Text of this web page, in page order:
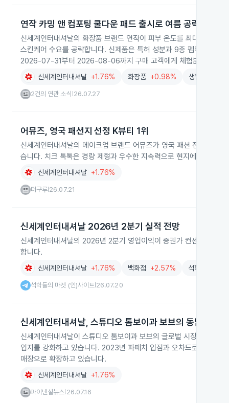
연작 카밍 앤 컴포팅 쿨다운 패드 출시로 여름 공략
신세계인터내셔날의 화장품 브랜드 연작이 피부 온도를 최대 6.7℃
스킨케어 수요를 공략합니다. 신제품은 특허 성분과 9종 펩타이드,
2026-07-31부터 2026-08-06까지 구매 고객에게 체험분을 증정합
신세계인터내셔날 +1.76% 화장품 +0.98% 생활용품
2건의 연관 소식 26.07.27
어뮤즈, 영국 패션지 선정 K뷰티 1위
신세계인터내셔날의 메이크업 브랜드 어뮤즈가 영국 패션 전문지에
습니다. 치크 톡톡은 경량 제형과 우수한 지속력으로 현지에서 호평을
신세계인터내셔날 +1.76%
더구루 26.07.21
신세계인터내셔날 2026년 2분기 실적 전망
신세계인터내셔날의 2026년 2분기 영업이익이 증권가 컨센서스에
합니다.
신세계인터내셔날 +1.76% 백화점 +2.57% 석학들의 마
석학들의 마켓 (인)사이트 26.07.20
신세계인터내셔날, 스튜디오 톰보이과 보브의 동남아 오
신세계인터내셔날이 스튜디오 톰보이과 보브의 글로벌 시장 진출을
입지를 강화하고 있습니다. 2023년 파페치 입점과 오차드로드 메트
매장으로 확장하고 있습니다.
신세계인터내셔날 +1.76%
파이낸셜뉴스 26.07.16